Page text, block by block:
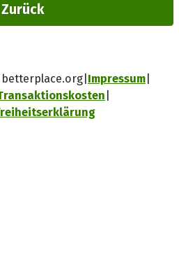
Zurück
Impressum